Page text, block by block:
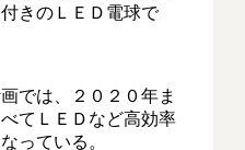
きのＬＥＤ電球で
では、２０２０年ま
てＬＥＤなど高効率
っている。